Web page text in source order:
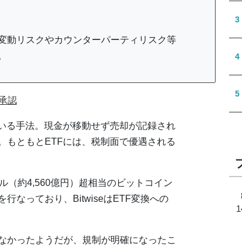
動リスクやカウンターパーティリスク等
認
る手法。現金が移動せず売却が記録され
もともとETFには、税制面で優遇される
（約4,560億円）超相当のビットコイン
行なっており、BitwiseはETF変換への
かったようだが、規制が明確になったこ
3
4
5